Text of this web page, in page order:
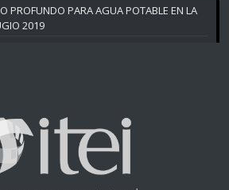
PROFUNDO PARA AGUA POTABLE EN LA
2019